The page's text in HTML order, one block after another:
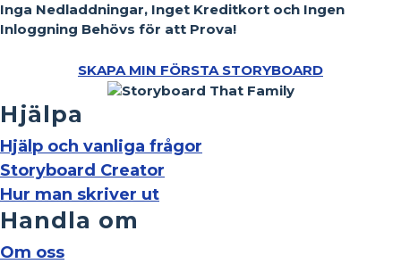
Inga Nedladdningar, Inget Kreditkort och Ingen
Inloggning Behövs för att Prova!
SKAPA MIN FÖRSTA STORYBOARD
Hjälpa
Hjälp och vanliga frågor
Storyboard Creator
Hur man skriver ut
Handla om
Om oss